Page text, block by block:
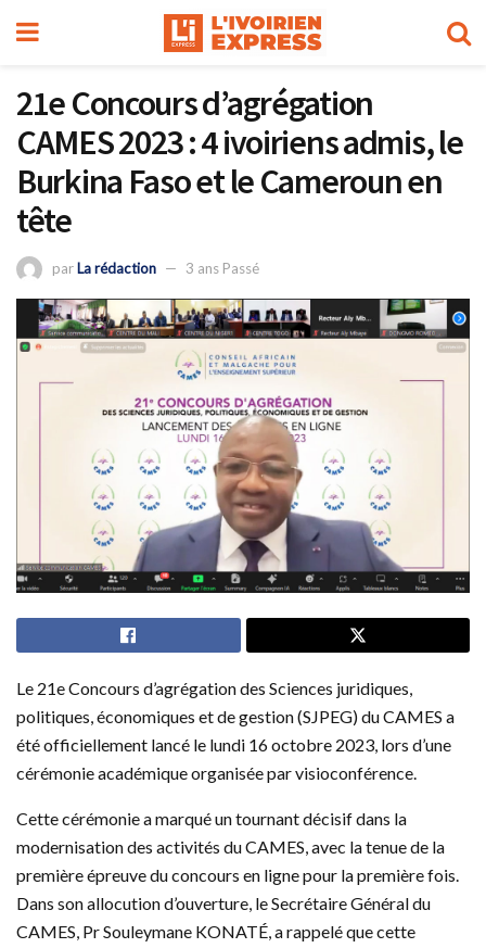
21e Concours d’agrégation
CAMES 2023 : 4 ivoiriens admis, le
Burkina Faso et le Cameroun en
tête
parLa rédaction 3 ans Passé
Le 21e Concours d’agrégation des Sciences juridiques,
politiques, économiques et de gestion (SJPEG) du CAMES a
été officiellement lancé le lundi 16 octobre 2023, lors d’une
cérémonie académique organisée par visioconférence.
Cette cérémonie a marqué un tournant décisif dans la
modernisation des activités du CAMES, avec la tenue de la
première épreuve du concours en ligne pour la première fois.
Dans son allocution d’ouverture, le Secrétaire Général du
CAMES, Pr Souleymane KONATÉ, a rappelé que cette